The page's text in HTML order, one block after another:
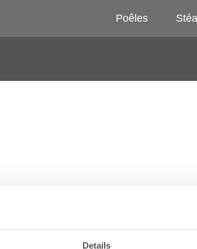
Details
Poêles